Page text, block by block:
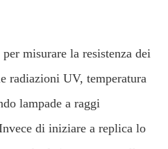
misurare la resistenza dei
radiazioni UV, temperatura
lampade a raggi
di iniziare a replica lo